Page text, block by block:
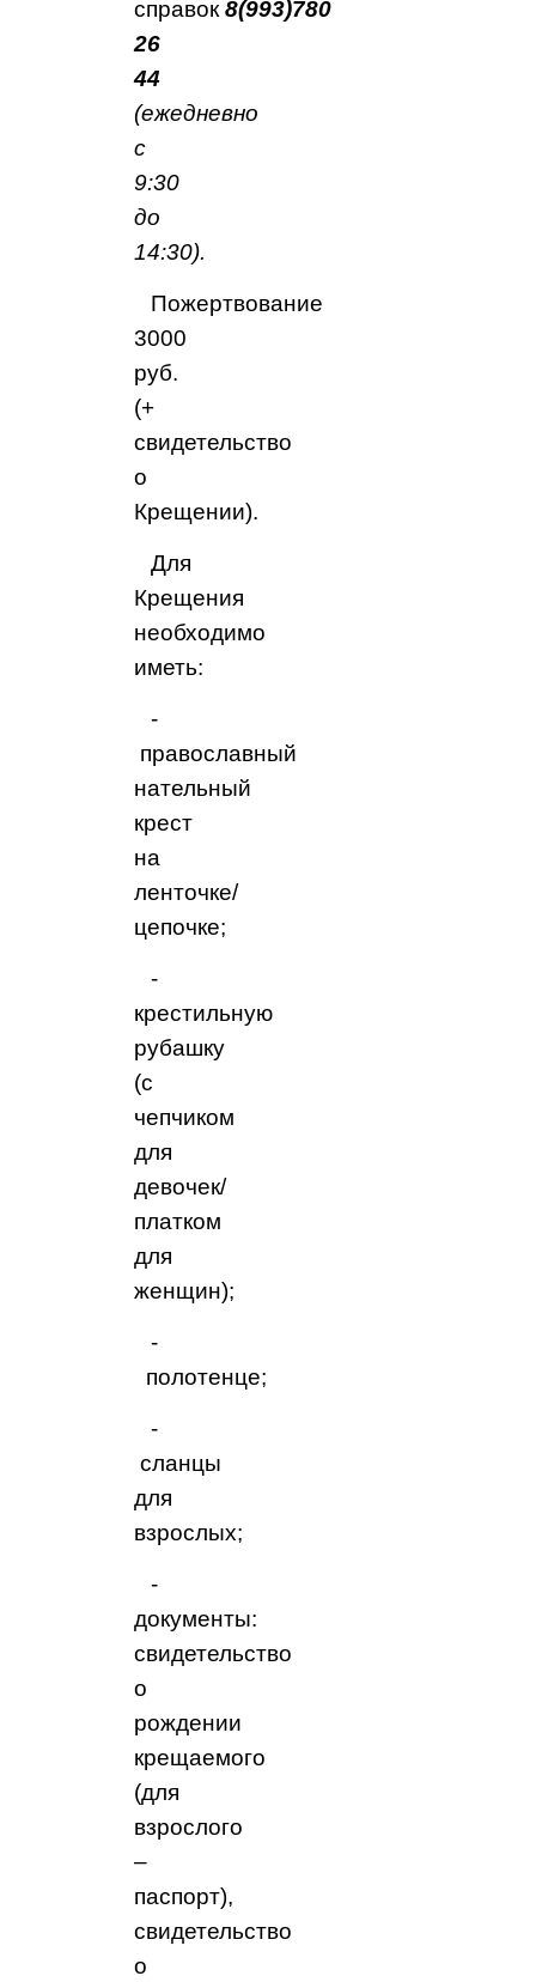
справок8(993)780
26
44
(ежедневно
с
9:30
до
14:30).
Пожертвование
3000
руб.
(+
свидетельство
о
Крещении).
Для
Крещения
необходимо
иметь:
‑
православный
нательный
крест
на
ленточке/
цепочке;
‑
крестильную
рубашку
(с
чепчиком
для
девочек/
платком
для
женщин);
‑
полотенце;
‑
сланцы
для
взрослых;
‑
документы:
свидетельство
о
рождении
крещаемого
(для
взрослого
–
паспорт),
свидетельство
о